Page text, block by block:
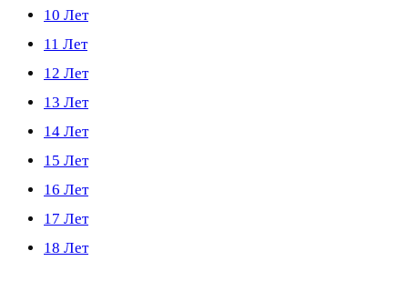
10 Лет
11 Лет
12 Лет
13 Лет
14 Лет
15 Лет
16 Лет
17 Лет
18 Лет